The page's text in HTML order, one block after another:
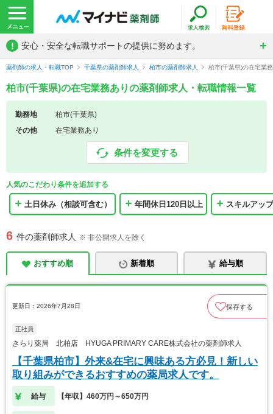
! 安心・安全な転職サポートの提供に努めます。
薬剤師の求人・転職TOP 千葉県の薬剤師求人 柏市の薬剤師求人 柏市(千葉県)の在宅業
柏市(千葉県)の在宅業務ありの薬剤師求人・転職情報一覧
勤務地
柏市(千葉県)
その他
在宅業務あり
条件を変更する
人気のこだわり条件を追加する
土日休み（相談可含む） 年間休日120日以上 スキルアップ
6 件の薬剤師求人 ※ 非公開求人を除く
おすすめ順 新着順 給与順
更新日：2026年7月28日 保存する
正社員
きらり薬局 北柏店 HYUGA PRIMARY CARE株式会社の薬剤師求人
【千葉県柏市】外来&在宅に興味ある方必見！新しい
取り組みができるおすすめの薬局求人です。
給与 【年収】460万円～650万円